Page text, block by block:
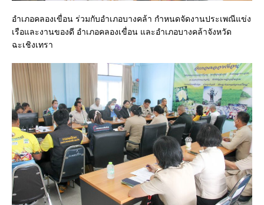
อำเภอคลองเขื่อน ร่วมกับอำเภอบางคล้า กำหนดจัดงานประเพณีแข่ง
เรือและงานของดี อำเภอคลองเขื่อน และอำเภอบางคล้าจังหวัด
ฉะเชิงเทรา